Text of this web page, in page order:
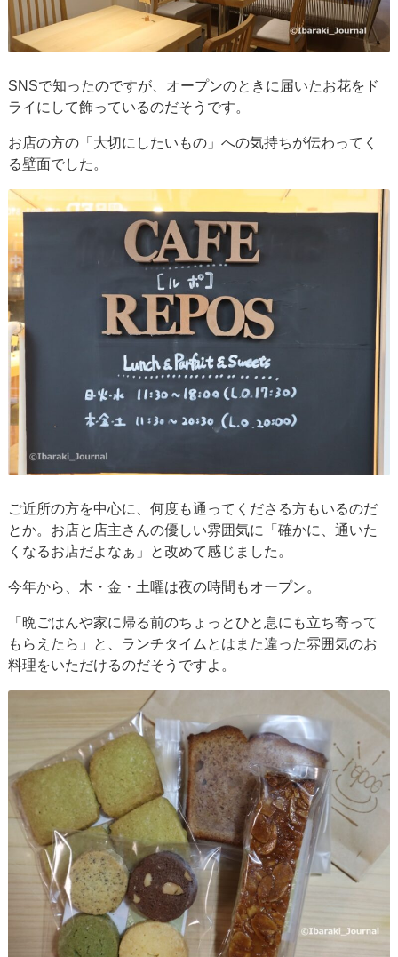
SNSで知ったのですが、オープンのときに届いたお花をド
ライにして飾っているのだそうです。
お店の方の「大切にしたいもの」への気持ちが伝わってく
る壁面でした。
ご近所の方を中心に、何度も通ってくださる方もいるのだ
とか。お店と店主さんの優しい雰囲気に「確かに、通いた
くなるお店だよなぁ」と改めて感じました。
今年から、木・金・土曜は夜の時間もオープン。
「晩ごはんや家に帰る前のちょっとひと息にも立ち寄って
もらえたら」と、ランチタイムとはまた違った雰囲気のお
料理をいただけるのだそうですよ。